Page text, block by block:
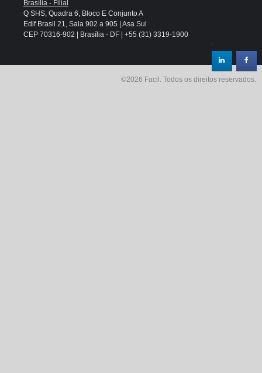
Brasília - Filial
Q SHS, Quadra 6, Bloco E Conjunto A
Edif Brasil 21, Sala 902 a 905 | Asa Sul
CEP 70316-902 | Brasília - DF | +55 (31) 3319-1900
.
©2026 Facil. Todos os direitos reservados.